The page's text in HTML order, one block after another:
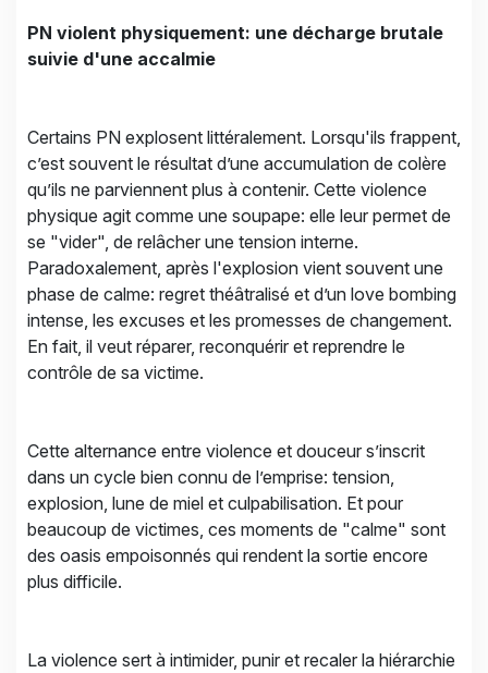
PN violent physiquement: une décharge brutale
suivie d'une accalmie
Certains PN explosent littéralement. Lorsqu'ils frappent,
c’est souvent le résultat d’une accumulation de colère
qu’ils ne parviennent plus à contenir. Cette violence
physique agit comme une soupape: elle leur permet de
se "vider", de relâcher une tension interne.
Paradoxalement, après l'explosion vient souvent une
phase de calme: regret théâtralisé et d’un love bombing
intense, les excuses et les promesses de changement.
En fait, il veut réparer, reconquérir et reprendre le
contrôle de sa victime.
Cette alternance entre violence et douceur s’inscrit
dans un cycle bien connu de l’emprise: tension,
explosion, lune de miel et culpabilisation. Et pour
beaucoup de victimes, ces moments de "calme" sont
des oasis empoisonnés qui rendent la sortie encore
plus difficile.
La violence sert à intimider, punir et recaler la hiérarchie